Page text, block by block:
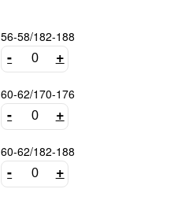
56-58/182-188
- +
60-62/170-176
- +
60-62/182-188
- +